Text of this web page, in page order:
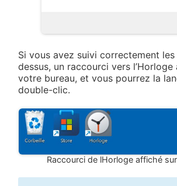
Si vous avez suivi correctement
dessus, un raccourci vers
votre bureau, et vous pourrez la
double-clic.
Raccourci de lHorloge affiché